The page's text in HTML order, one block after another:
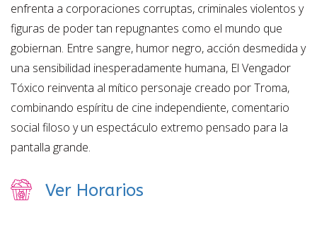
enfrenta a corporaciones corruptas, criminales violentos y
figuras de poder tan repugnantes como el mundo que
gobiernan. Entre sangre, humor negro, acción desmedida y
una sensibilidad inesperadamente humana, El Vengador
Tóxico reinventa al mítico personaje creado por Troma,
combinando espíritu de cine independiente, comentario
social filoso y un espectáculo extremo pensado para la
pantalla grande.
Ver Horarios